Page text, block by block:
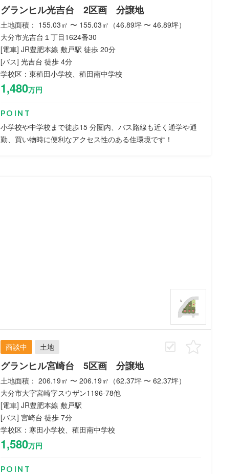
グランヒル光吉台 2区画 分譲地
土地面積： 155.03㎡ 〜 155.03㎡（46.89坪 〜 46.89坪）
大分市光吉台１丁目1624番30
[電車] JR豊肥本線 敷戸駅 徒歩 20分
[バス] 光吉台 徒歩 4分
学校区：東稙田小学校、稙田南中学校
1,480万円
POINT
小学校や中学校まで徒歩15 分圏内、バス路線も近く通学や通
勤、買い物時に便利なアクセス性のある住環境です！
商談中 土地
グランヒル宮崎台 5区画 分譲地
土地面積： 206.19㎡ 〜 206.19㎡（62.37坪 〜 62.37坪）
大分市大字宮崎字スウザン1196-78他
[電車] JR豊肥本線 敷戸駅
[バス] 宮崎台 徒歩 7分
学校区：寒田小学校、稙田南中学校
1,580万円
POINT